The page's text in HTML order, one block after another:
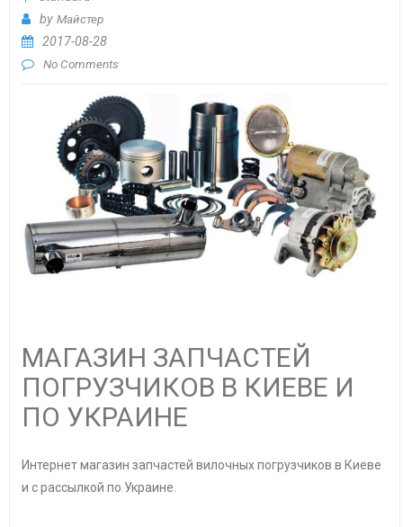
by Майстер
2017-08-28
No Comments
МАГАЗИН ЗАПЧАСТЕЙ
ПОГРУЗЧИКОВ В КИЕВЕ И
ПО УКРАИНЕ
Интернет магазин запчастей вилочных погрузчиков в Киеве
и с рассылкой по Украине.